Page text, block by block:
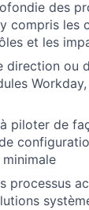
des
compris les
et les
direction ou
piloter de
processus